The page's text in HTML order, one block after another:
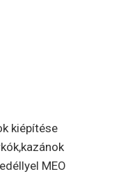
kiépítése
MEO